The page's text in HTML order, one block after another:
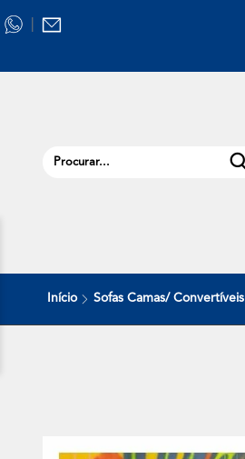
Início Sofas Camas/ Convertíveis